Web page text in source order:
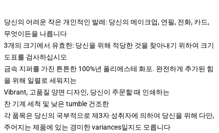
당신의 어려운 작은 개인적인 발레: 당신의 메이크업, 연필, 전화, 카드,
무엇이든을 나릅니다
3개의 크기에서 유효한: 당신을 위해 적당한 것을 찾아내기 위하여 크기
도표를 검사하십시오
금속 지퍼를 가진 튼튼한 100%년 폴리에스테 화포. 완전하게 추가된 힘
을 위해 일렬로 세워지는
Vibrant, 고품질 양면 디자인, 당신이 주문할 때 인쇄하는
찬 기계 세척 및 낮은 tumble 건조한
각 품목은 당신의 국부적으로 제3자 성취자에 의하여 당신을 위해 다만,
주어지는 제품에 있는 경미한 variances일지도 모릅니다